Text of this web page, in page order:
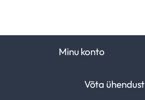
Minu konto
Võta ühendust